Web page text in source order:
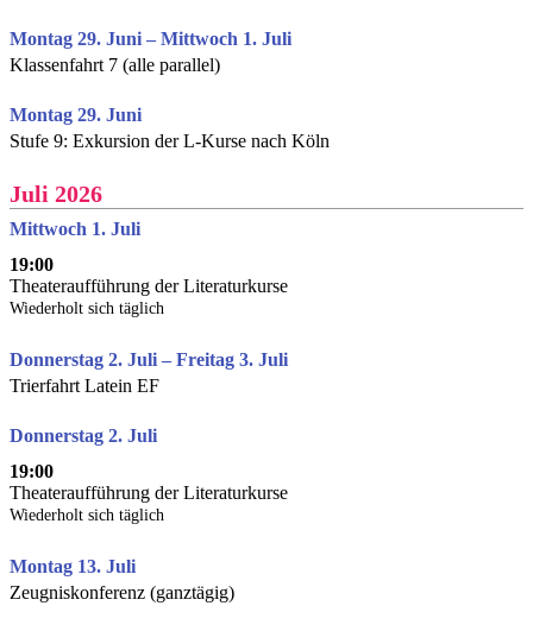
Montag 29. Juni – Mittwoch 1. Juli
Klassenfahrt 7 (alle parallel)
Montag 29. Juni
Stufe 9: Exkursion der L-Kurse nach Köln
Juli 2026
Mittwoch 1. Juli
19:00
Theateraufführung der Literaturkurse
Wiederholt sich täglich
Donnerstag 2. Juli – Freitag 3. Juli
Trierfahrt Latein EF
Donnerstag 2. Juli
19:00
Theateraufführung der Literaturkurse
Wiederholt sich täglich
Montag 13. Juli
Zeugniskonferenz (ganztägig)